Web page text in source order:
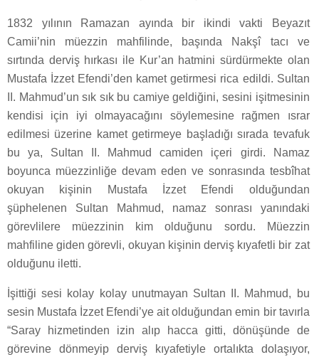
1832 yılının Ramazan ayında bir ikindi vakti Beyazıt
Camii’nin müezzin mahfilinde, başında Nakşî tacı ve
sırtında derviş hırkası ile Kur’an hatmini sürdürmekte olan
Mustafa İzzet Efendi’den kamet getirmesi rica edildi. Sultan
II. Mahmud’un sık sık bu camiye geldiğini, sesini işitmesinin
kendisi için iyi olmayacağını söylemesine rağmen ısrar
edilmesi üzerine kamet getirmeye başladığı sırada tevafuk
bu ya, Sultan II. Mahmud camiden içeri girdi. Namaz
boyunca müezzinliğe devam eden ve sonrasında tesbîhat
okuyan kişinin Mustafa İzzet Efendi olduğundan
şüphelenen Sultan Mahmud, namaz sonrası yanındaki
görevlilere müezzinin kim olduğunu sordu. Müezzin
mahfiline giden görevli, okuyan kişinin derviş kıyafetli bir zat
olduğunu iletti.
İşittiği sesi kolay kolay unutmayan Sultan II. Mahmud, bu
sesin Mustafa İzzet Efendi’ye ait olduğundan emin bir tavırla
“Saray hizmetinden izin alıp hacca gitti, dönüşünde de
görevine dönmeyip derviş kıyafetiyle ortalıkta dolaşıyor,